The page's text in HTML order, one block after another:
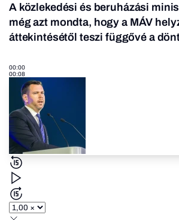
A közlekedési és beruházási
még azt mondta, hogy a MÁV
áttekintésétől teszi függővé a
00:00
00:08